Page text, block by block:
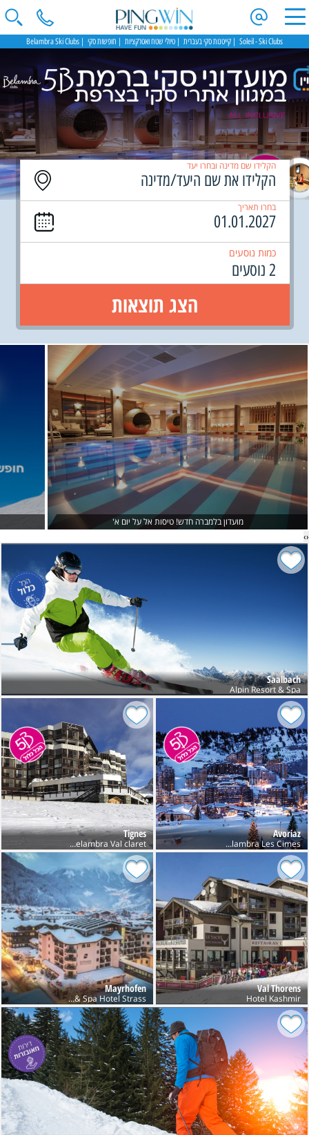
Soleil - Ski Clubs קייטנות סקי בעברית טיולי שטח ואטרקציות חופשות סקי Belambra Ski Clubs
‹
›
הקלידו שם מדינה ובחרו יעד
בחרו תאריך
כמות נוסעים
2 נוסעים
הצג תוצאות
מועדון בלמברה חדש! טיסות אל על יום א'
‹
›
Saalbach
Alpin Resort & Spa
Avoriaz
Club Belambra Les Cimes
Tignes
Club Belambra Val claret חנוכה
Val Thorens
Hotel Kashmir
Mayrhofen
Sport & Spa Hotel Strass